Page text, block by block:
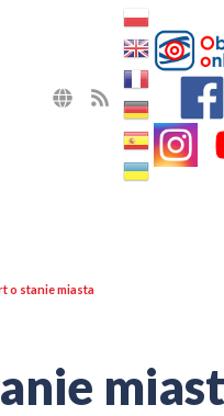
o stanie miasta